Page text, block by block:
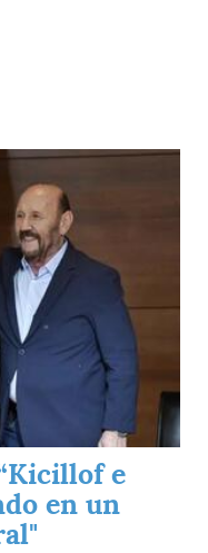
e
en un